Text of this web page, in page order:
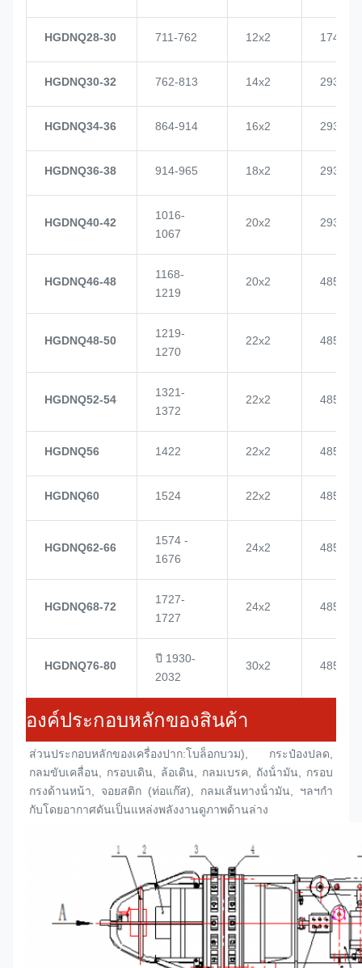
HGDNQ28-30 711-762 12x2 1748
HGDNQ30-32 762-813 14x2 2937
HGDNQ34-36 864-914 16x2 2937
HGDNQ36-38 914-965 18x2 2937
HGDNQ40-42
1016-
1067
20x2 2937
HGDNQ46-48
1168-
1219
20x2 4855
HGDNQ48-50
1219-
1270
22x2 4855
HGDNQ52-54
1321-
1372
22x2 4855
HGDNQ56 1422 22x2 4855
HGDNQ60 1524 22x2 4855
HGDNQ62-66
1574 -
1676
24x2 4855
HGDNQ68-72
1727-
1727
24x2 4855
HGDNQ76-80
ปี 1930-
2032
30x2 4855
องค์ประกอบหลักของสินค้า
ส่วนประกอบหลักของเครื่องปาก:โบล็อกบวม), กระป๋องปลด,
กลมขับเคลื่อน, กรอบเดิน, ล้อเดิน, กลมเบรค, ถังน้ํามัน, กรอบ
กรงด้านหน้า, จอยสติก (ท่อแก๊ส), กลมเส้นทางน้ํามัน, ฯลฯกํา
กับโดยอากาศดันเป็นแหล่งพลังงานดูภาพด้านล่าง